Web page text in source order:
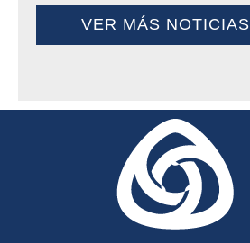
VER MÁS NOTICIAS